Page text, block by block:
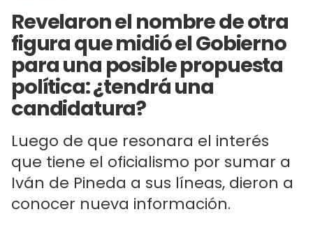
Revelaron el nombre de otra
figura que midió el Gobierno
para una posible propuesta
política: ¿tendrá una
candidatura?
Luego de que resonara el interés
que tiene el oficialismo por sumar a
Iván de Pineda a sus líneas, dieron a
conocer nueva información.